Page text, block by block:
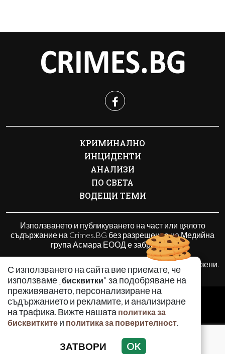
С използването на сайта вие приемате, че
използваме „бисквитки" за подобряване на
преживяването, персонализиране на
съдържанието и рекламите, и анализиране
на трафика. Вижте нашата политика за
бисквитките и политика за поверителност.
ЗАТВОРИ OK
КРИМИНАЛНО
ИНЦИДЕНТИ
АНАЛИЗИ
ПО СВЕТА
ВОДЕЩИ ТЕМИ
Използването и публикуването на част или цялото
съдържание на Crimes.BG без разрешение на Медийна
група Асмара ЕООД е забранено.
© 2010 - 2026 | Crimes.BG. Всички права запазени.
РЕКЛАМА
КОНТАКТИ
ОБЩИ УСЛОВИЯ
ПОЛИТИКА ЗА БИСКВИТКИТЕ